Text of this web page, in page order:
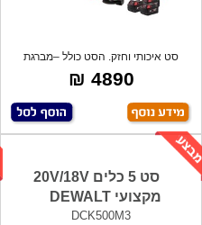
סט איכותי וחזק. הסט כולל –מברגת
אימפקט,
4890 ₪
סט 5 כלים 20V/18V
מקצועי DEWALT
DCK500M3